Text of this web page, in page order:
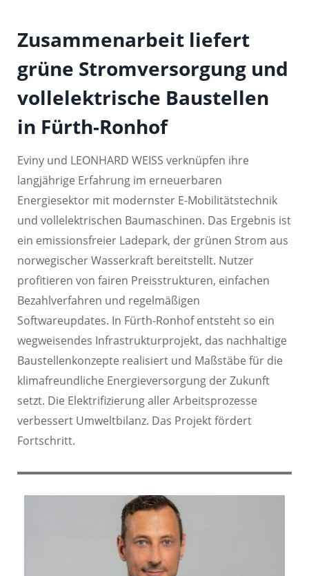
Zusammenarbeit liefert
grüne Stromversorgung und
vollelektrische Baustellen
in Fürth-Ronhof
Eviny und LEONHARD WEISS verknüpfen ihre
langjährige Erfahrung im erneuerbaren
Energiesektor mit modernster E-Mobilitätstechnik
und vollelektrischen Baumaschinen. Das Ergebnis ist
ein emissionsfreier Ladepark, der grünen Strom aus
norwegischer Wasserkraft bereitstellt. Nutzer
profitieren von fairen Preisstrukturen, einfachen
Bezahlverfahren und regelmäßigen
Softwareupdates. In Fürth-Ronhof entsteht so ein
wegweisendes Infrastrukturprojekt, das nachhaltige
Baustellenkonzepte realisiert und Maßstäbe für die
klimafreundliche Energieversorgung der Zukunft
setzt. Die Elektrifizierung aller Arbeitsprozesse
verbessert Umweltbilanz. Das Projekt fördert
Fortschritt.